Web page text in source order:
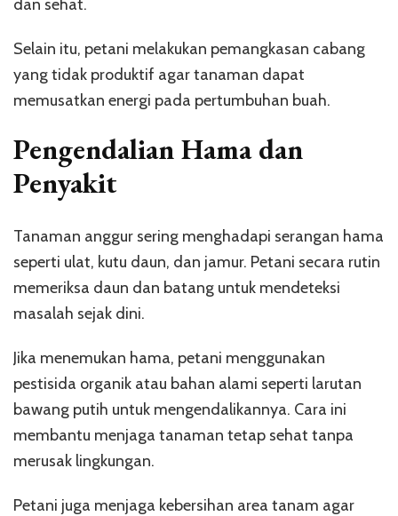
dan sehat.
Selain itu, petani melakukan pemangkasan cabang
yang tidak produktif agar tanaman dapat
memusatkan energi pada pertumbuhan buah.
Pengendalian Hama dan
Penyakit
Tanaman anggur sering menghadapi serangan hama
seperti ulat, kutu daun, dan jamur. Petani secara rutin
memeriksa daun dan batang untuk mendeteksi
masalah sejak dini.
Jika menemukan hama, petani menggunakan
pestisida organik atau bahan alami seperti larutan
bawang putih untuk mengendalikannya. Cara ini
membantu menjaga tanaman tetap sehat tanpa
merusak lingkungan.
Petani juga menjaga kebersihan area tanam agar